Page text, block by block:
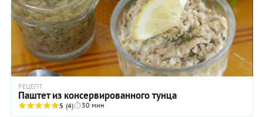
РЕЦЕПТ
Паштет из консервированного тунца
5 (4) 30 мин